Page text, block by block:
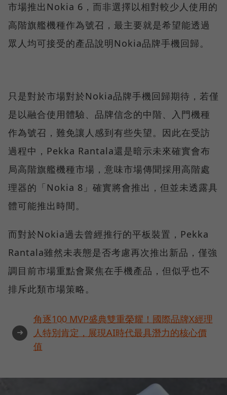
市場推出Nokia 6，而非選擇以相對較少人使用的
高階旗艦機種作為號召，最主要就是希望能透過
眾人均可接受的產品說明Nokia品牌手機回歸。
只是對於市場對於Nokia品牌手機回歸期待，若僅
是以融合使用體驗、品牌信念的中階、入門機種
作為號召，難免讓人感到有些失望。因此在受訪
過程中，Pekka Rantala還是暗示未來確實會布
局高階旗艦機種市場，意味市場傳聞採用高階處
理器的「Nokia 8」確實將會推出，但並未透露具
體可能推出時間。
而對於Nokia過去曾經推行的平板裝置，Pekka
Rantala雖然未表態是否考慮再次推出新品，僅強
調目前市場重點會聚焦在手機產品，但似乎也不
排斥此類市場策略。
➜
角逐100 MVP盛典雙重榮耀！國際品牌X經理
人特別肯定，展現AI時代最具潛力的核心價
值